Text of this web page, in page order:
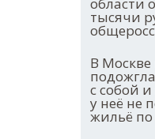
тысячи
В Москве
с собой
у неё не
жильё